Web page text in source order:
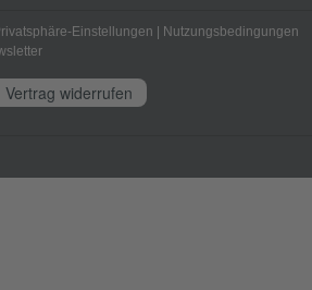
Einstellungen
Nutzungsbedingungen
Vertrag widerrufen